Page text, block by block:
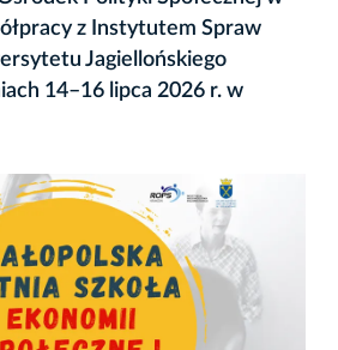
z Instytutem Spraw
Jagiellońskiego
14–16 lipca 2026 r. w